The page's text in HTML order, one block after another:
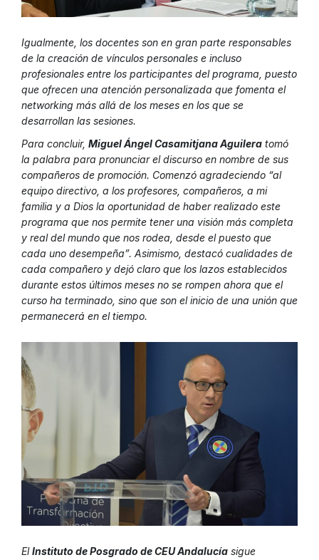
Igualmente, los docentes son en gran parte responsables
de la creación de vínculos personales e incluso
profesionales entre los participantes del programa, puesto
que ofrecen una atención personalizada que fomenta el
networking más allá de los meses en los que se
desarrollan las sesiones.
Para concluir, Miguel Ángel Casamitjana Aguilera tomó
la palabra para pronunciar el discurso en nombre de sus
compañeros de promoción. Comenzó agradeciendo “al
equipo directivo, a los profesores, compañeros, a mi
familia y a Dios la oportunidad de haber realizado este
programa que nos permite tener una visión más completa
y real del mundo que nos rodea, desde el puesto que
cada uno desempeña”. Asimismo, destacó cualidades de
cada compañero y dejó claro que los lazos establecidos
durante estos últimos meses no se rompen ahora que el
curso ha terminado, sino que son el inicio de una unión que
permanecerá en el tiempo.
ElInstituto de Posgrado de CEU Andalucía sigue